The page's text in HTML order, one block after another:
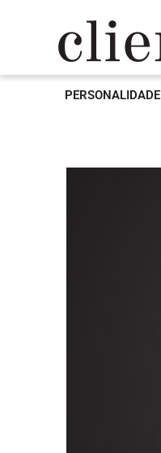
PERSONALIDADE